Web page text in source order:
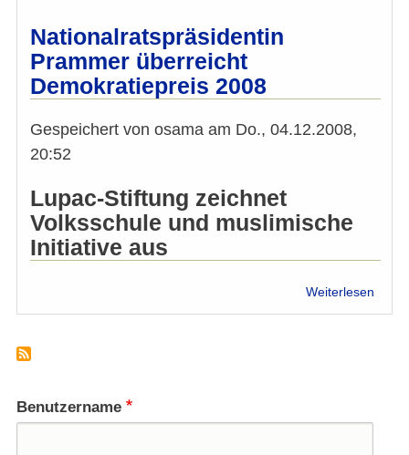
Nationalratspräsidentin
Prammer überreicht
Demokratiepreis 2008
Gespeichert von osama am Do., 04.12.2008,
20:52
Lupac-Stiftung zeichnet
Volksschule und muslimische
Initiative aus
Weiterlesen
Benutzername